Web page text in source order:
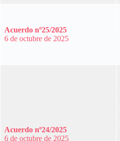
Acuerdo nº25/2025
6 de octubre de 2025
Acuerdo nº24/2025
6 de octubre de 2025